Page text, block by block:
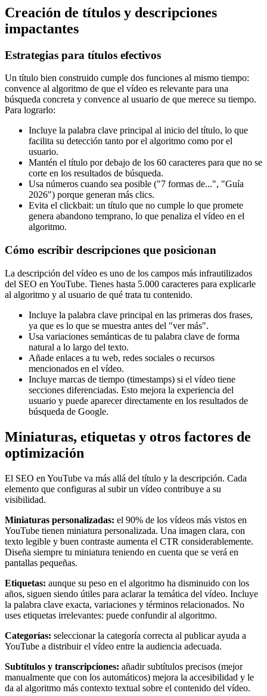
Creación de títulos y descripciones
impactantes
Estrategias para títulos efectivos
Un título bien construido cumple dos funciones al mismo tiempo:
convence al algoritmo de que el vídeo es relevante para una
búsqueda concreta y convence al usuario de que merece su tiempo.
Para lograrlo:
Incluye la palabra clave principal al inicio del título, lo que
facilita su detección tanto por el algoritmo como por el
usuario.
Mantén el título por debajo de los 60 caracteres para que no se
corte en los resultados de búsqueda.
Usa números cuando sea posible ("7 formas de...", "Guía
2026") porque generan más clics.
Evita el clickbait: un título que no cumple lo que promete
genera abandono temprano, lo que penaliza el vídeo en el
algoritmo.
Cómo escribir descripciones que posicionan
La descripción del vídeo es uno de los campos más infrautilizados
del SEO en YouTube. Tienes hasta 5.000 caracteres para explicarle
al algoritmo y al usuario de qué trata tu contenido.
Incluye la palabra clave principal en las primeras dos frases,
ya que es lo que se muestra antes del "ver más".
Usa variaciones semánticas de tu palabra clave de forma
natural a lo largo del texto.
Añade enlaces a tu web, redes sociales o recursos
mencionados en el vídeo.
Incluye marcas de tiempo (timestamps) si el vídeo tiene
secciones diferenciadas. Esto mejora la experiencia del
usuario y puede aparecer directamente en los resultados de
búsqueda de Google.
Miniaturas, etiquetas y otros factores de
optimización
El SEO en YouTube va más allá del título y la descripción. Cada
elemento que configuras al subir un vídeo contribuye a su
visibilidad.
Miniaturas personalizadas: el 90% de los vídeos más vistos en
YouTube tienen miniatura personalizada. Una imagen clara, con
texto legible y buen contraste aumenta el CTR considerablemente.
Diseña siempre tu miniatura teniendo en cuenta que se verá en
pantallas pequeñas.
Etiquetas: aunque su peso en el algoritmo ha disminuido con los
años, siguen siendo útiles para aclarar la temática del vídeo. Incluye
la palabra clave exacta, variaciones y términos relacionados. No
uses etiquetas irrelevantes: puede confundir al algoritmo.
Categorías: seleccionar la categoría correcta al publicar ayuda a
YouTube a distribuir el vídeo entre la audiencia adecuada.
Subtítulos y transcripciones: añadir subtítulos precisos (mejor
manualmente que con los automáticos) mejora la accesibilidad y le
da al algoritmo más contexto textual sobre el contenido del vídeo.